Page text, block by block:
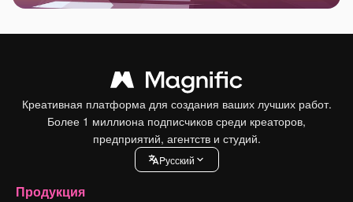
Креативная платформа для создания ваших лучших работ.
Более 1 миллиона подписчиков среди креаторов,
предприятий, агентств и студий.
Pусский
Продукция